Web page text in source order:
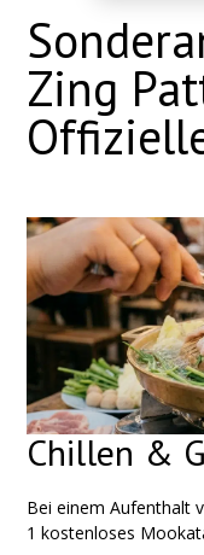
Zing
Chillen &
Bei einem Aufenthalt
1 kostenloses